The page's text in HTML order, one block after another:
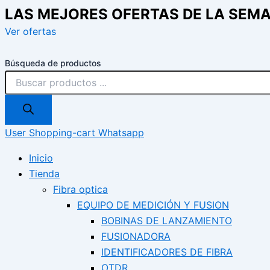
LAS MEJORES OFERTAS DE LA
Ver ofertas
Búsqueda de productos
User Shopping-cart Whatsapp
Inicio
Tienda
Fibra optica
EQUIPO DE MEDICIÓN Y FUSION
BOBINAS DE LANZAMIENTO
FUSIONADORA
IDENTIFICADORES DE FIBRA
OTDR